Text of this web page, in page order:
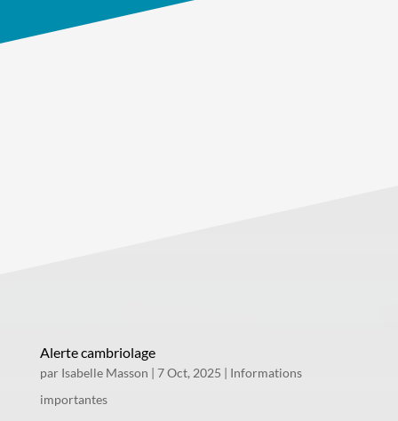
Alerte cambriolage
par Isabelle Masson | 7 Oct, 2025 | Informations
importantes